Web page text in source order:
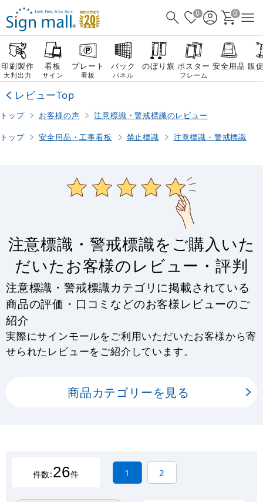
0 0
印刷製作
大判出力
看板
サイン
プレート
看板
バック
パネル
のぼり旗 ポスター
フレーム
安全用品 販
レビューTop
トップ お客様の声 注意標識・警戒標識のレビュー
トップ 安全用品・工事看板 禁止標識 注意標識・警戒標識
注意標識・警戒標識をご購入いた
だいたお客様のレビュー・評判
注意標識・警戒標識カテゴリに掲載されている
商品の評価・口コミなどのお客様レビューのご
紹介
実際にサインモールをご利用いただいたお客様から寄
せられたレビューをご紹介しています。
商品カテゴリーを見る
件数:26件 1 2